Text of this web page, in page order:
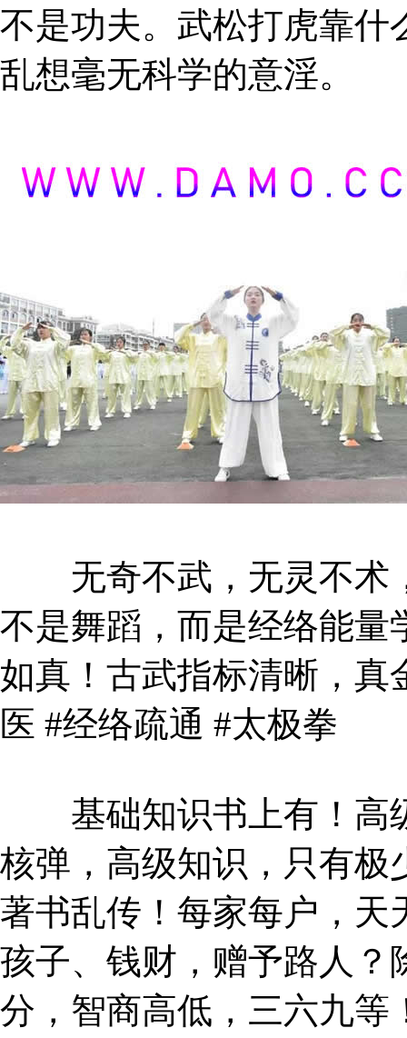
不是功夫。武松打虎靠什
乱想毫无科学的意淫。
无奇不武，无灵不术
不是舞蹈，而是经络能量
如真！古武指标清晰，真
医 #经络疏通 #太极拳
基础知识书上有！高
核弹，高级知识，只有极
著书乱传！每家每户，天
孩子、钱财，赠予路人？
分，智商高低，三六九等